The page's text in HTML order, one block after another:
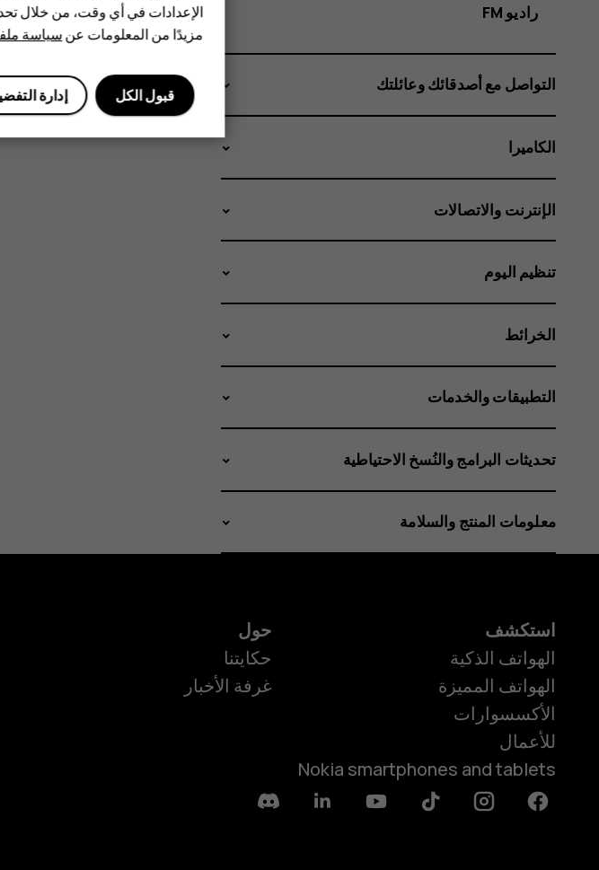
نعم لا
راديو FM
التواصل مع أصدقائك وعائلتك
الكاميرا
الإنترنت والاتصالات
تنظيم اليوم
الخرائط
التطبيقات والخدمات
تحديثات البرامج والنُسخ الاحتياطية
معلومات المنتج والسلامة
استكشف
الهواتف الذكية
الهواتف المميزة
الأكسسوارات
للأعمال
Nokia smartphones and tablets
حول
حكايتنا
غرفة الأخبار
Facebook
Instagram
Tiktok
Youtube
Linkedin
Discord
الإعدادات في أي وقت، من خلال
مزيدًا من المعلومات عنسياسة
إدارة قبول الكل